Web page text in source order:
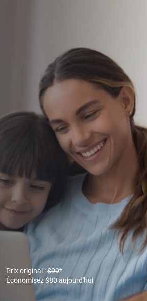
Prix original :$99*
Économisez$80 aujourd'hui